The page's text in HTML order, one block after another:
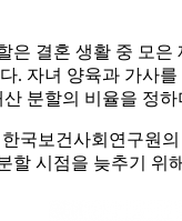
결혼 생활 중 모
. 자녀 양육과 가사
분할의 비율을 정
국보건사회연구원
할 시점을 늦추기 위